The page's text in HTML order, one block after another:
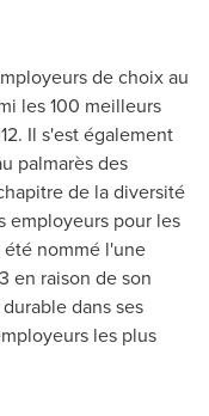
de choix au
les 100 meilleurs
Il s'est également
palmarès des
de la diversité
employeurs pour les
été nommé l'une
en raison de son
dans ses
les plus